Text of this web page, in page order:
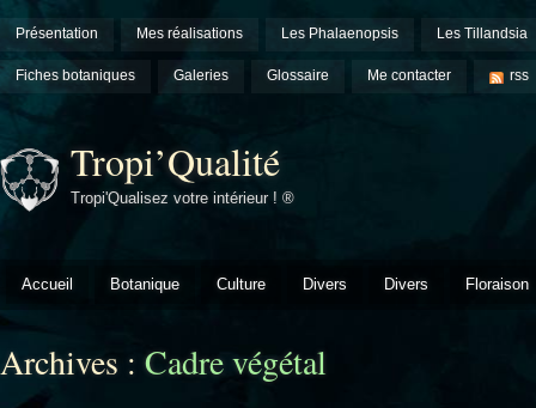
Présentation Mes réalisations Les Phalaenopsis Les Tillandsia
Fiches botaniques Galeries Glossaire Me contacter rss
Tropi’Qualité
Tropi'Qualisez votre intérieur ! ®
Accueil Botanique Culture Divers Divers Floraison
Archives : Cadre végétal